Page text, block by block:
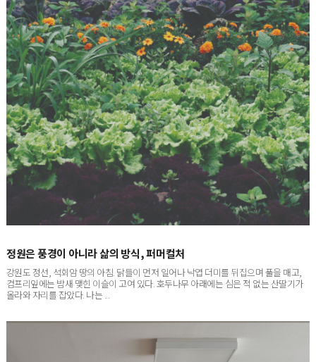
강원도 정선, 석회암 땅의 아침. 닭들이 먼저 일어나 낙엽 더미를 뒤집으며 풀을 매고,
컴프리잎에는 밤새 맺힌 이슬이 고여 있다. 호두나무 아래에는 심은 적 없는 산딸기가
올라와 자리를 잡았다. 나는 ...